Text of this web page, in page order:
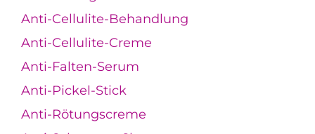
Anti-Cellulite-Behandlung
Anti-Cellulite-Creme
Anti-Falten-Serum
Anti-Pickel-Stick
Anti-Rötungscreme